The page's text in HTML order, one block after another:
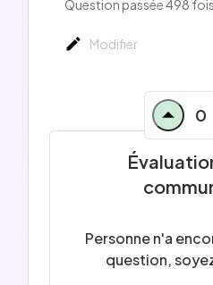
Question passée 498 fois
Modifier
0
Personne n'a
question,